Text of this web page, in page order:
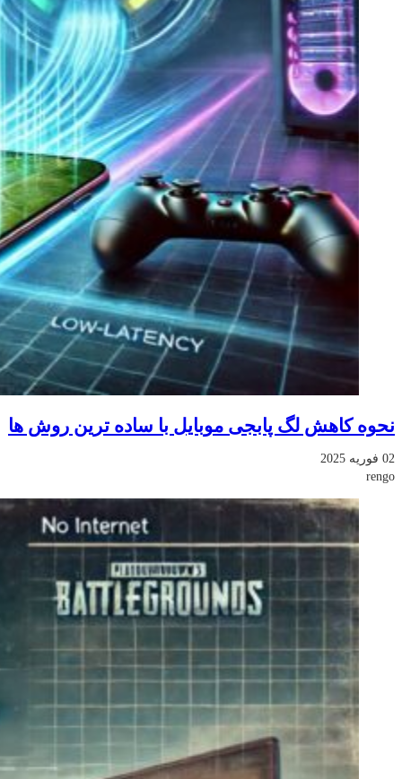
نحوه کاهش لگ پابجی موبایل با ساده ترین روش ها
02 فوریه 2025
rengo